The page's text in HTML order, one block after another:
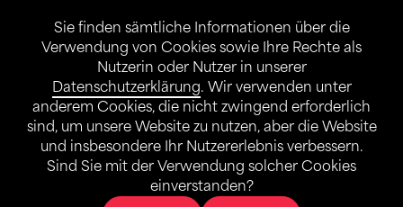
Sie finden sämtliche Informationen über die
Verwendung von Cookies sowie Ihre Rechte als
Nutzerin oder Nutzer in unserer
Datenschutzerklärung. Wir verwenden unter
anderem Cookies, die nicht zwingend erforderlich
sind, um unsere Website zu nutzen, aber die Website
und insbesondere Ihr Nutzererlebnis verbessern.
Sind Sie mit der Verwendung solcher Cookies
einverstanden?